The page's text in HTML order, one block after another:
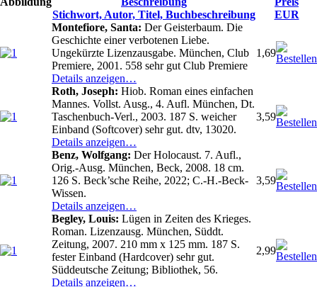
Stichwort, Autor, Titel, Buchbeschreibung
EUR
Montefiore, Santa: Der Geisterbaum. Die
Geschichte einer verbotenen Liebe.
Ungekürzte Lizenzausgabe. München, Club
Premiere, 2001. 558 sehr gut Club Premiere
Details anzeigen…
1,69
Roth, Joseph: Hiob. Roman eines einfachen
Mannes. Vollst. Ausg., 4. Aufl. München, Dt.
Taschenbuch-Verl., 2003. 187 S. weicher
Einband (Softcover) sehr gut. dtv, 13020.
Details anzeigen…
3,59
Benz, Wolfgang: Der Holocaust. 7. Aufl.,
Orig.-Ausg. München, Beck, 2008. 18 cm.
126 S. Beck’sche Reihe, 2022; C.-H.-Beck-
Wissen.
Details anzeigen…
3,59
Begley, Louis: Lügen in Zeiten des Krieges.
Roman. Lizenzausg. München, Süddt.
Zeitung, 2007. 210 mm x 125 mm. 187 S.
fester Einband (Hardcover) sehr gut.
Süddeutsche Zeitung; Bibliothek, 56.
Details anzeigen…
2,99